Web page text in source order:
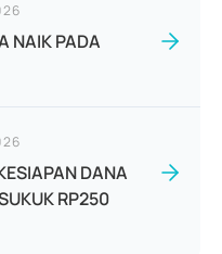
NAIK PADA
DANA
RP250